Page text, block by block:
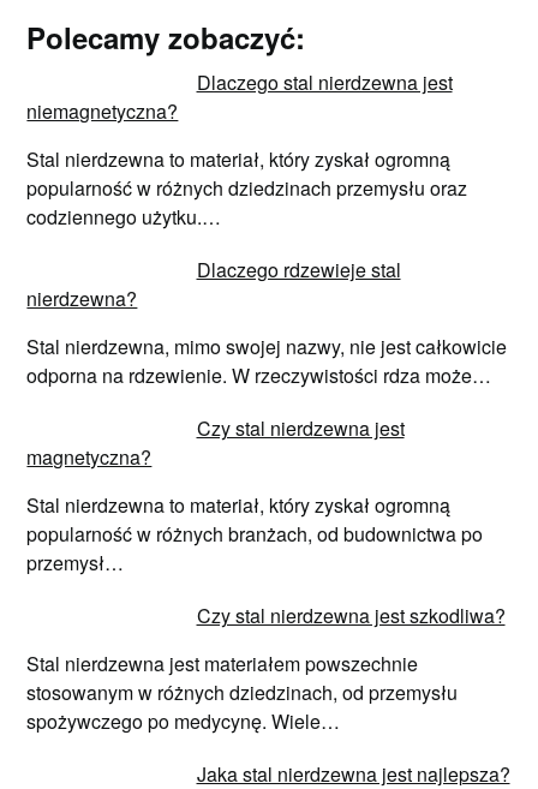
Polecamy zobaczyć:
Dlaczego stal nierdzewna jest
niemagnetyczna?
Stal nierdzewna to materiał, który zyskał ogromną
popularność w różnych dziedzinach przemysłu oraz
codziennego użytku.…
Dlaczego rdzewieje stal
nierdzewna?
Stal nierdzewna, mimo swojej nazwy, nie jest całkowicie
odporna na rdzewienie. W rzeczywistości rdza może…
Czy stal nierdzewna jest
magnetyczna?
Stal nierdzewna to materiał, który zyskał ogromną
popularność w różnych branżach, od budownictwa po
przemysł…
Czy stal nierdzewna jest szkodliwa?
Stal nierdzewna jest materiałem powszechnie
stosowanym w różnych dziedzinach, od przemysłu
spożywczego po medycynę. Wiele…
Jaka stal nierdzewna jest najlepsza?